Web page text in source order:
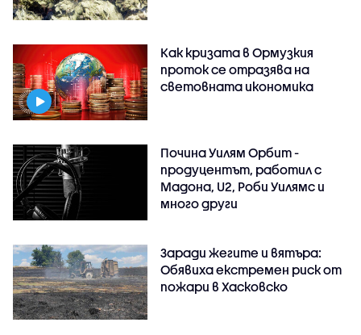
Как кризата в Ормузкия
проток се отразява на
световната икономика
Почина Уилям Орбит -
продуцентът, работил с
Мадона, U2, Роби Уилямс и
много други
Заради жегите и вятъра:
Обявиха екстремен риск от
пожари в Хасковско